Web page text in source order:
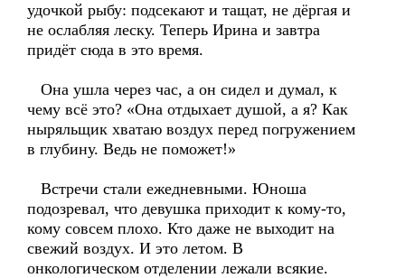
удочкой рыбу: подсекают и тащат, не дёргая и
не ослабляя леску. Теперь Ирина и завтра
придёт сюда в это время.
Она ушла через час, а он сидел и думал, к
чему всё это? «Она отдыхает душой, а я? Как
ныряльщик хватаю воздух перед погружением
в глубину. Ведь не поможет!»
Встречи стали ежедневными. Юноша
подозревал, что девушка приходит к кому-то,
кому совсем плохо. Кто даже не выходит на
свежий воздух. И это летом. В
онкологическом отделении лежали всякие.